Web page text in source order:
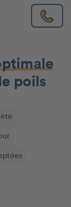
poils